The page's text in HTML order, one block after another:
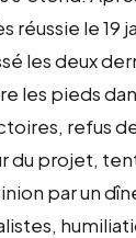
réussie le 19
les deux
les pieds
refus
du projet,
par un